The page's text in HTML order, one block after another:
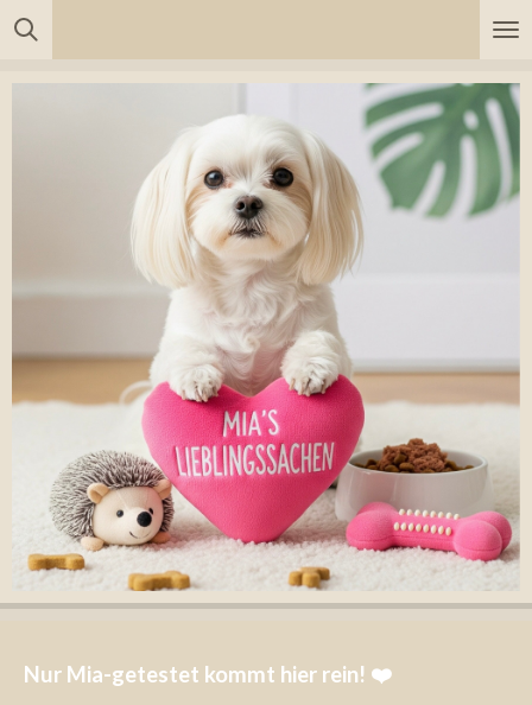
Zum
Hauptinhalt
Nur Mia-getestet kommt hier rein! ❤️